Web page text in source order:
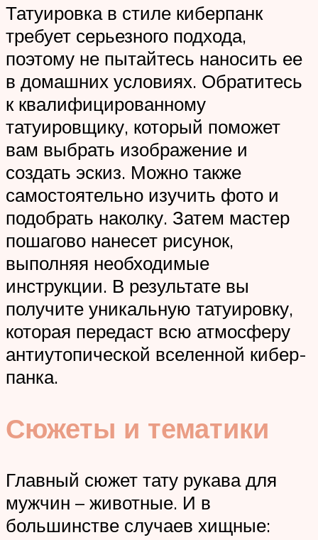
Татуировка в стиле киберпанк
требует серьезного подхода,
поэтому не пытайтесь наносить ее
в домашних условиях. Обратитесь
к квалифицированному
татуировщику, который поможет
вам выбрать изображение и
создать эскиз. Можно также
самостоятельно изучить фото и
подобрать наколку. Затем мастер
пошагово нанесет рисунок,
выполняя необходимые
инструкции. В результате вы
получите уникальную татуировку,
которая передаст всю атмосферу
антиутопической вселенной кибер-
панка.
Сюжеты и тематики
Главный сюжет тату рукава для
мужчин – животные. И в
большинстве случаев хищные: